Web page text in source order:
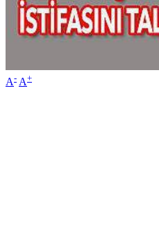
A- A+